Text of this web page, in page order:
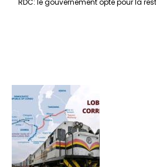
RDC: le gouvernement opte pour la